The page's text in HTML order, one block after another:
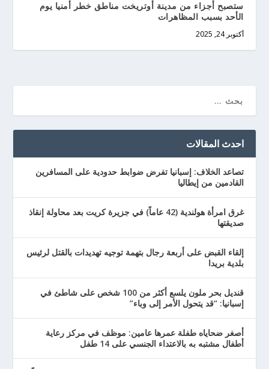
ستصبح أجزاء من مدينة أوتريخت مناطق خطر أمنيا يوم
الأحد بسبب المظاهرات
أكتوبر 24, 2025
احدث المقالات
تصاعد الخلاف: إسبانيا تفرض ضوابط حدودية على المسافرين
القادمين من إيطاليا
غرق امرأة هولندية (42 عاماً) في جزيرة كريت بعد محاولة إنقاذ
صديقتها
إلقاء القبض على أربعة رجال بتهمة توجيه تهديدات بالقتل لرئيس
بلدية بريدا
قنديل بحر ملون يلسع أكثر من 100 شخص على شاطئ في
إسبانيا: “قد يتحول الأمر إلى وباء”
أصغر ضحاياه طفلة عمرها عامين: موظف في مركز رعاية
أطفال مشتبه به بالاعتداء الجنسي على 14 طفل